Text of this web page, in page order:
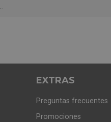
EXTRAS
Preguntas frecuentes
Promociones